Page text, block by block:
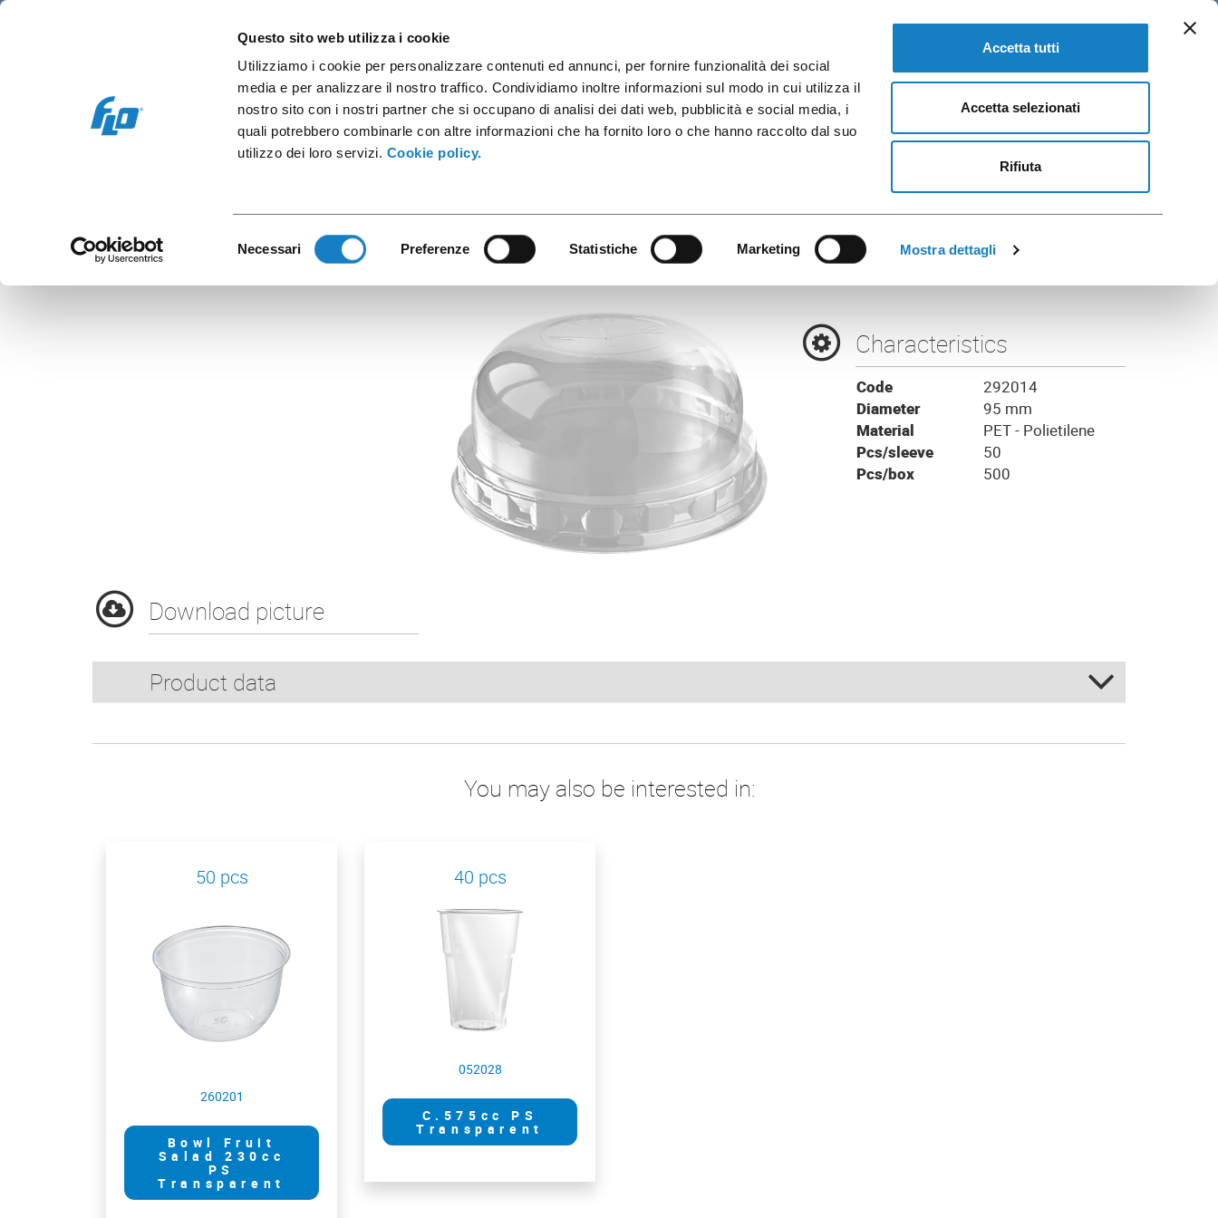
Questo sito web utilizza i cookie
Utilizziamo i cookie per personalizzare contenuti ed annunci, per fornire funzionalità dei social
media e per analizzare il nostro traffico. Condividiamo inoltre informazioni sul modo in cui utilizza il
nostro sito con i nostri partner che si occupano di analisi dei dati web, pubblicità e social media, i
quali potrebbero combinarle con altre informazioni che ha fornito loro o che hanno raccolto dal suo
utilizzo dei loro servizi. Cookie policy.
Necessari Preferenze Statistiche Marketing Mostra dettagli
Accetta tutti
Accetta selezionati
Rifiuta
Vending and office Coffee capsules EN
Lids
Dome Lid PET Cross Cut for C.575cc and
Fruit Salad C.PS 230cc
Characteristics
Code
292014
Diameter
95 mm
Material
PET - Polietilene
Pcs/sleeve
50
Pcs/box
500
Download picture
Product data
You may also be interested in:
50 pcs
260201
Bowl Fruit
Salad 230cc
PS
Transparent
40 pcs
052028
C.575cc PS
Transparent